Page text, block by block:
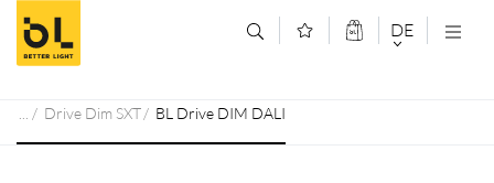
Zum Inhalt springen (Alt+0)
Zum Hauptmenü springen (Alt+1) DE
Drive Dim SXT BL Drive DIM DALI